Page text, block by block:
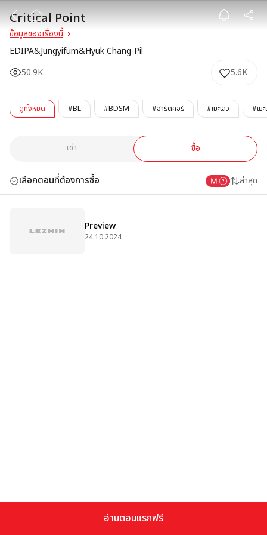
Critical Point
Critical Point
ข้อมูลของเรื่องนี้
EDIPA&Jungyifum&Hyuk Chang-Pil
50.9K
5.6K
ดูทั้งหมด #BL #BDSM #ฮาร์ดคอร์ #เมะเลว #เมะ
เช่า ซื้อ
เลือกตอนที่ต้องการซื้อ ล่าสุด
Preview
24.10.2024
อ่านตอนแรกฟรี